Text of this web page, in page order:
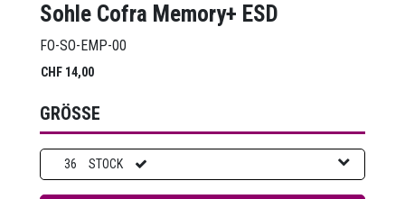
Sohle Cofra Memory+ ESD
FO-SO-EMP-00
CHF 14,00
GRÖSSE
36 STOCK